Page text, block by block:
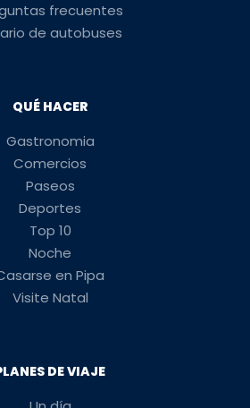
frecuentes
de autobuses
QUÉ HACER
Gastronomia
Comercios
Paseos
Deportes
Top 10
Noche
en Pipa
Visite Natal
DE VIAJE